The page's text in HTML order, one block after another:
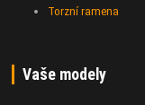
Torzní ramena
Vaše modely